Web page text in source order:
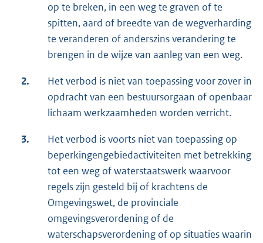
op te breken, in een weg te graven of te
spitten, aard of breedte van de wegverharding
te veranderen of anderszins verandering te
brengen in de wijze van aanleg van een weg.
2.
Het verbod is niet van toepassing voor zover in
opdracht van een bestuursorgaan of openbaar
lichaam werkzaamheden worden verricht.
3.
Het verbod is voorts niet van toepassing op
beperkingengebiedactiviteiten met betrekking
tot een weg of waterstaatswerk waarvoor
regels zijn gesteld bij of krachtens de
Omgevingswet, de provinciale
omgevingsverordening of de
waterschapsverordening of op situaties waarin